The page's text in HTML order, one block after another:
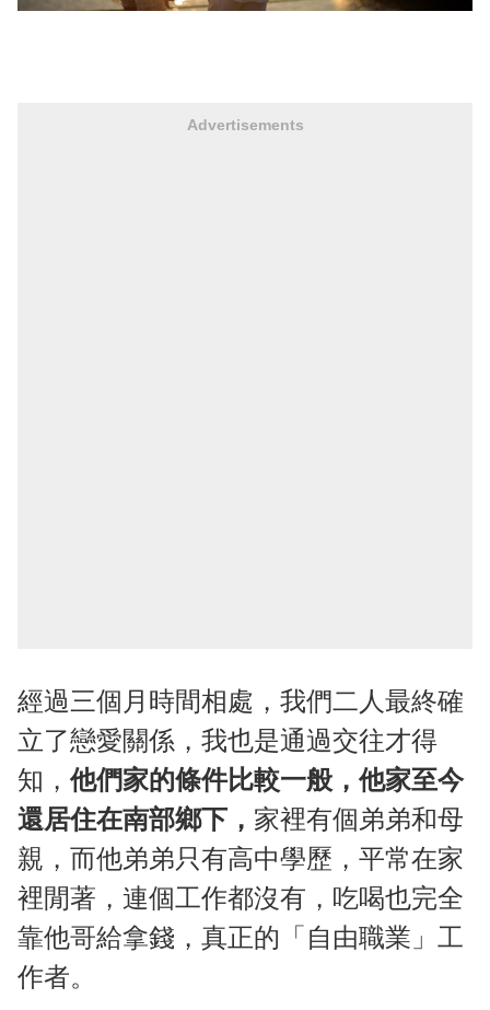
Advertisements
經過三個月時間相處，我們二人最終確
立了戀愛關係，我也是通過交往才得
知，他們家的條件比較一般，他家至今
還居住在南部鄉下， 家裡有個弟弟和母
親，而他弟弟只有高中學歷，平常在家
裡閒著，連個工作都沒有，吃喝也完全
靠他哥給拿錢，真正的「自由職業」工
作者。